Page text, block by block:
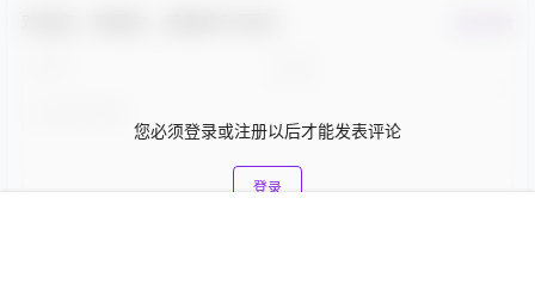
您必须登录或注册以后才能发表评论
登录